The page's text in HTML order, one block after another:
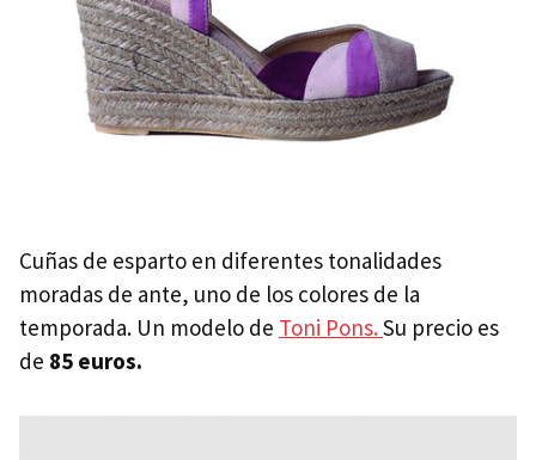
Cuñas de esparto en diferentes tonalidades
moradas de ante, uno de los colores de la
temporada. Un modelo de Toni Pons.Su precio es
de 85 euros.